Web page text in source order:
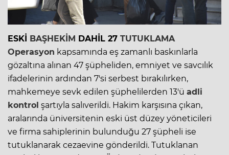
ESKİ BAŞHEKİM DAHİL 27 TUTUKLAMA
Operasyon kapsamında eş zamanlı baskınlarla
gözaltına alınan 47 şüpheliden, emniyet ve savcılık
ifadelerinin ardından 7'si serbest bırakılırken,
mahkemeye sevk edilen şüphelilerden 13'ü adli
kontrol şartıyla salıverildi. Hakim karşısına çıkan,
aralarında üniversitenin eski üst düzey yöneticileri
ve firma sahiplerinin bulunduğu 27 şüpheli ise
tutuklanarak cezaevine gönderildi. Tutuklanan